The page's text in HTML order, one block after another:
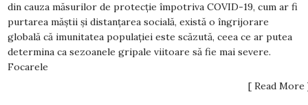
din cauza măsurilor de protecție împotriva COVID-19, cum ar fi
purtarea măștii și distanțarea socială, există o îngrijorare
globală că imunitatea populației este scăzută, ceea ce ar putea
determina ca sezoanele gripale viitoare să fie mai severe.
Focarele
[ Read More